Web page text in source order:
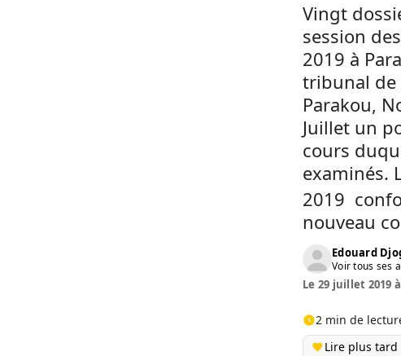
Vingt
session
2019 à
tribunal de
Parakou,
Juillet un
cours
examinés.
2019
nouveau
Edouard
Voir tous ses
Le 29 juillet 2019
2 min de
Lire plus tard